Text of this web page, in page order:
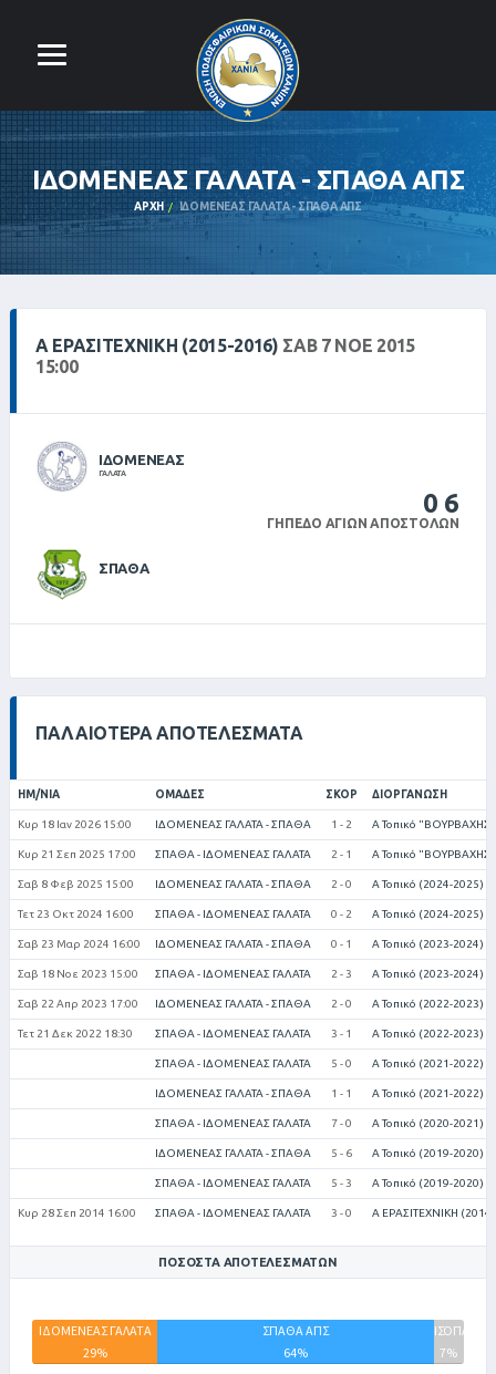
ΙΔΟΜΕΝΕΑΣ ΓΑΛΑΤΑ - ΣΠΑΘΑ ΑΠΣ
ΑΡΧΉ ΙΔΟΜΕΝΕΑΣ ΓΑΛΑΤΑ - ΣΠΑΘΑ ΑΠΣ
Α ΕΡΑΣΙΤΕΧΝΙΚΗ (2015-2016) ΣΑΒ 7 ΝΟΕ 2015
15:00
ΙΔΟΜΕΝΕΑΣ
ΓΑΛΑΤΑ
0 6
ΓΉΠΕΔΟ ΑΓΊΩΝ ΑΠΟΣΤΌΛΩΝ
ΣΠΑΘΑ
ΠΑΛΑΙΌΤΕΡΑ ΑΠΟΤΕΛΈΣΜΑΤΑ
ΗΜ/ΝΊΑ ΟΜΆΔΕΣ ΣΚΟΡ ΔΙΟΡΓΆΝΩΣΗ
Κυρ 18 Ιαν 2026 15:00 ΙΔΟΜΕΝΕΑΣ ΓΑΛΑΤΑ - ΣΠΑΘΑ 1 - 2 Α Τοπικό "ΒΟΥΡΒΑΧΗΣ
Κυρ 21 Σεπ 2025 17:00 ΣΠΑΘΑ - ΙΔΟΜΕΝΕΑΣ ΓΑΛΑΤΑ 2 - 1 Α Τοπικό "ΒΟΥΡΒΑΧΗΣ
Σαβ 8 Φεβ 2025 15:00 ΙΔΟΜΕΝΕΑΣ ΓΑΛΑΤΑ - ΣΠΑΘΑ 2 - 0 Α Τοπικό (2024-2025)
Τετ 23 Οκτ 2024 16:00 ΣΠΑΘΑ - ΙΔΟΜΕΝΕΑΣ ΓΑΛΑΤΑ 0 - 2 Α Τοπικό (2024-2025)
Σαβ 23 Μαρ 2024 16:00 ΙΔΟΜΕΝΕΑΣ ΓΑΛΑΤΑ - ΣΠΑΘΑ 0 - 1 Α Τοπικό (2023-2024)
Σαβ 18 Νοε 2023 15:00 ΣΠΑΘΑ - ΙΔΟΜΕΝΕΑΣ ΓΑΛΑΤΑ 2 - 3 Α Τοπικό (2023-2024)
Σαβ 22 Απρ 2023 17:00 ΙΔΟΜΕΝΕΑΣ ΓΑΛΑΤΑ - ΣΠΑΘΑ 2 - 0 Α Τοπικό (2022-2023)
Τετ 21 Δεκ 2022 18:30 ΣΠΑΘΑ - ΙΔΟΜΕΝΕΑΣ ΓΑΛΑΤΑ 3 - 1 Α Τοπικό (2022-2023)
ΣΠΑΘΑ - ΙΔΟΜΕΝΕΑΣ ΓΑΛΑΤΑ 5 - 0 Α Τοπικό (2021-2022)
ΙΔΟΜΕΝΕΑΣ ΓΑΛΑΤΑ - ΣΠΑΘΑ 1 - 1 Α Τοπικό (2021-2022)
ΣΠΑΘΑ - ΙΔΟΜΕΝΕΑΣ ΓΑΛΑΤΑ 7 - 0 Α Τοπικό (2020-2021)
ΙΔΟΜΕΝΕΑΣ ΓΑΛΑΤΑ - ΣΠΑΘΑ 5 - 6 Α Τοπικό (2019-2020)
ΣΠΑΘΑ - ΙΔΟΜΕΝΕΑΣ ΓΑΛΑΤΑ 5 - 3 Α Τοπικό (2019-2020)
Κυρ 28 Σεπ 2014 16:00 ΣΠΑΘΑ - ΙΔΟΜΕΝΕΑΣ ΓΑΛΑΤΑ 3 - 0 Α ΕΡΑΣΙΤΕΧΝΙΚΗ
ΠΟΣΟΣΤΆ ΑΠΟΤΕΛΕΣΜΆΤΩΝ
ΙΔΟΜΕΝΕΑΣ ΓΑΛΑΤΑ
29%
ΣΠΑΘΑ ΑΠΣ
64%
ΙΣΟΠΑΛΙΕΣ
7%